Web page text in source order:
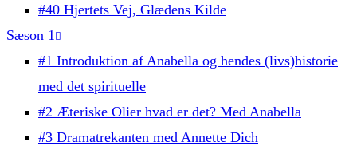
#40 Hjertets Vej, Glædens Kilde
Sæson 1
#1 Introduktion af Anabella og hendes (livs)historie
med det spirituelle
#2 Æteriske Olier hvad er det? Med Anabella
#3 Dramatrekanten med Annette Dich